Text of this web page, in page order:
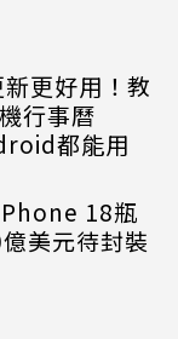
更好用！教
行事曆
都能用
18瓶
美元待封裝